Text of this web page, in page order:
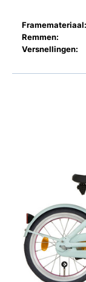
Framemateriaal:
Remmen:
Versnellingen: